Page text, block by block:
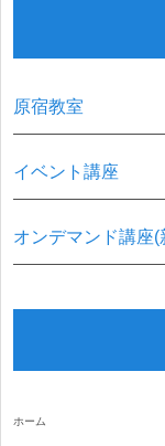
原宿教室
イベント講座
オンデマンド講座(
ホーム